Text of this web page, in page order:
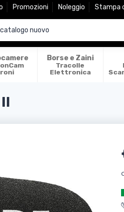
Promozioni Noleggio Stampa
Borse e Zaini
Tracolle
Elettronica